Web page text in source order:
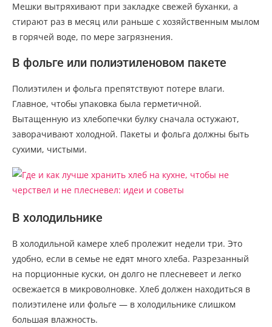
Мешки вытряхивают при закладке свежей буханки, а
стирают раз в месяц или раньше с хозяйственным мылом
в горячей воде, по мере загрязнения.
В фольге или полиэтиленовом пакете
Полиэтилен и фольга препятствуют потере влаги.
Главное, чтобы упаковка была герметичной.
Вытащенную из хлебопечки булку сначала остужают,
заворачивают холодной. Пакеты и фольга должны быть
сухими, чистыми.
В холодильнике
В холодильной камере хлеб пролежит недели три. Это
удобно, если в семье не едят много хлеба. Разрезанный
на порционные куски, он долго не плесневеет и легко
освежается в микроволновке. Хлеб должен находиться в
полиэтилене или фольге — в холодильнике слишком
большая влажность.